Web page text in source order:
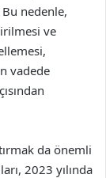
nedenle,
ve
vadede
da önemli
2023 yılında